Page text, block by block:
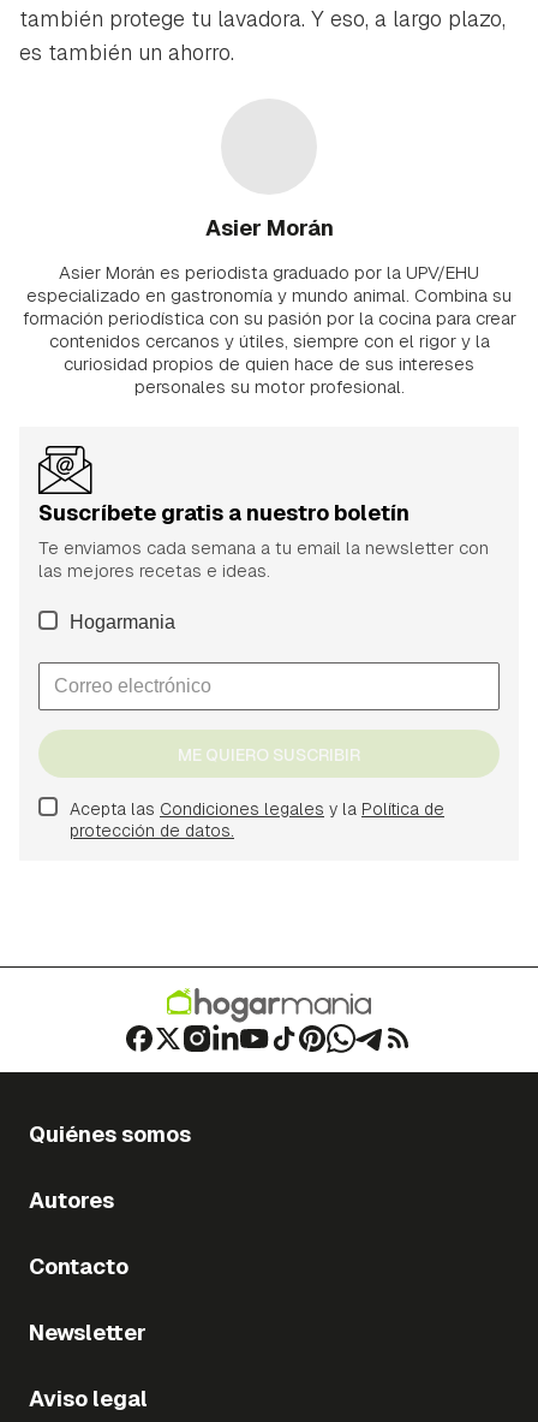
también protege tu lavadora. Y eso, a largo plazo,
es también un ahorro.
Asier Morán
Asier Morán es periodista graduado por la UPV/EHU
especializado en gastronomía y mundo animal. Combina su
formación periodística con su pasión por la cocina para crear
contenidos cercanos y útiles, siempre con el rigor y la
curiosidad propios de quien hace de sus intereses
personales su motor profesional.
Suscríbete gratis a nuestro boletín
Te enviamos cada semana a tu email la newsletter con
las mejores recetas e ideas.
Hogarmania
ME QUIERO SUSCRIBIR
Acepta las Condiciones legales y la Política de
protección de datos.
Quiénes somos
Autores
Contacto
Newsletter
Aviso legal